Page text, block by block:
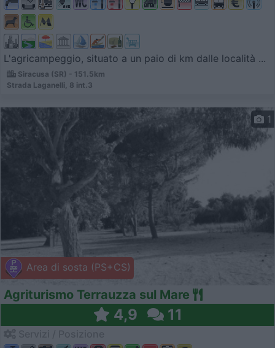
L'agricampeggio, situato a un paio di km dalle località ...
Siracusa (SR) - 151.5km
Strada Laganelli, 8 int.3
Area di sosta (PS+CS)
1
Agriturismo Terrauzza sul Mare
4,9 11